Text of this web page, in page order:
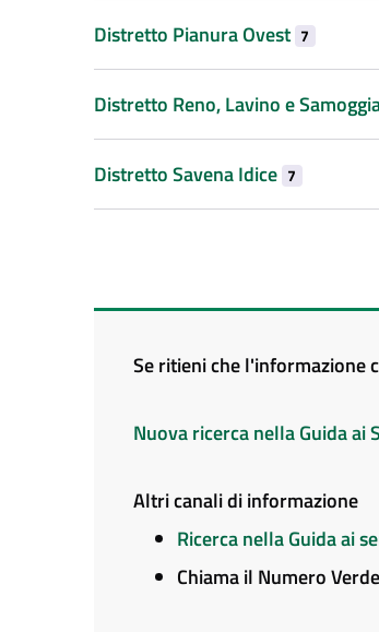
Distretto Pianura Ovest 7
Distretto Reno, Lavino e
Distretto Savena Idice 7
Se ritieni che l'informazione
Nuova ricerca nella Guida ai
Altri canali di informazione
Ricerca nella Guida ai
Chiama il Numero